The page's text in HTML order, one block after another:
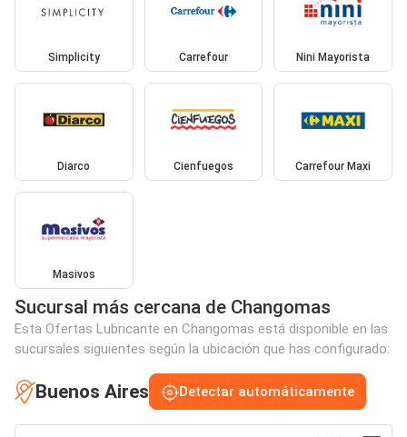
Simplicity Carrefour Nini Mayorista
Diarco Cienfuegos Carrefour Maxi
Masivos
Sucursal más cercana de Changomas
Esta Ofertas Lubricante en Changomas está disponible en las
sucursales siguientes según la ubicación que has configurado:
Buenos Aires Detectar automáticamente